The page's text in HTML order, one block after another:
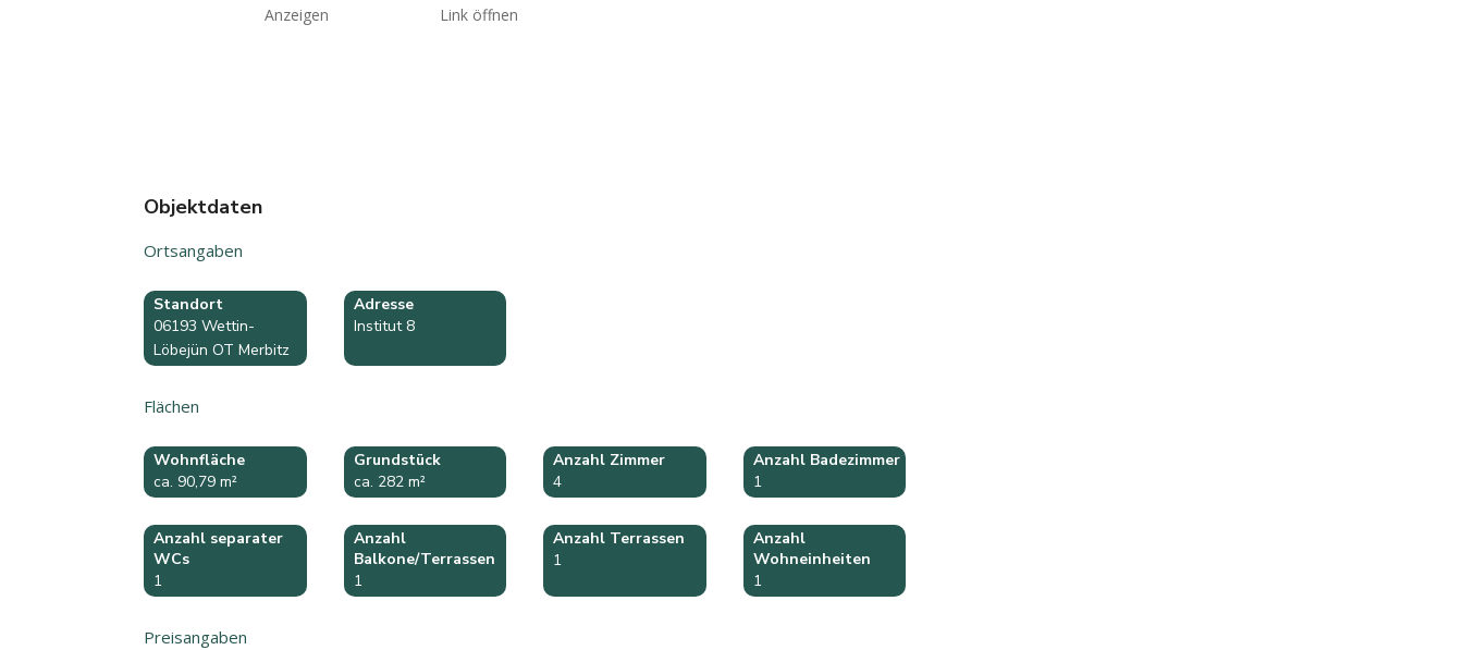
Anzeigen
Link öffnen
Objektdaten
Ortsangaben
Standort
06193 Wettin-
Löbejün OT Merbitz
Adresse
Institut 8
Flächen
Wohnfläche
ca. 90,79 m²
Grundstück
ca. 282 m²
Anzahl Zimmer
4
Anzahl Badezimmer
1
Anzahl separater
WCs
1
Anzahl
Balkone/Terrassen
1
Anzahl Terrassen
1
Anzahl
Wohneinheiten
1
Preisangaben